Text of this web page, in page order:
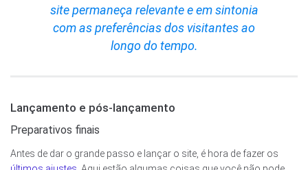
site permaneça relevante e em sintonia
com as preferências dos visitantes ao
longo do tempo.
Lançamento e pós-lançamento
Preparativos finais
Antes de dar o grande passo e lançar o site, é hora de fazer os